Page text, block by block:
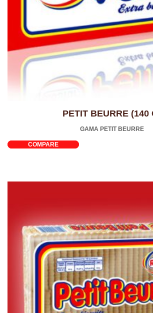
PETIT BEURRE (140
GAMA PETIT BEURRE
COMPARE